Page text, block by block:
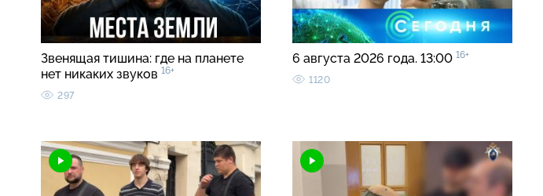
Звенящая тишина: где на планете
нет никаких звуков 16+
297
6 августа 2026 года. 13:00 16+
1120